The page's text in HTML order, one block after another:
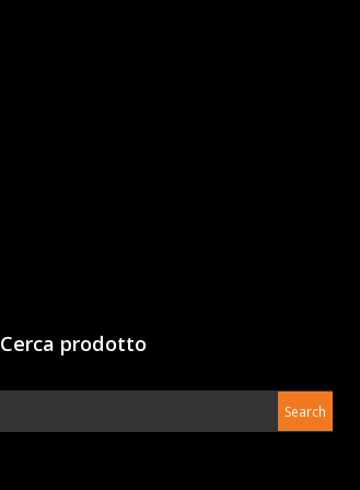
Cerca prodotto